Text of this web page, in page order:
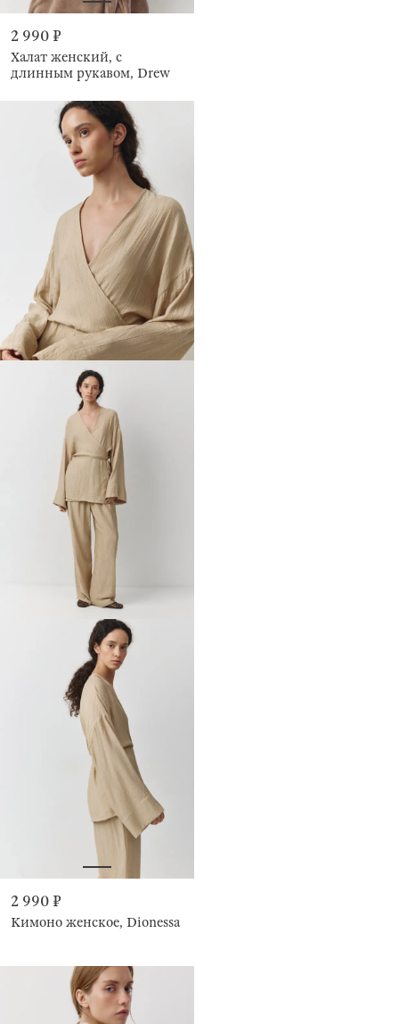
2 990 ₽
Халат женский, с
длинным рукавом, Drew
2 990 ₽
Кимоно женское, Dionessa